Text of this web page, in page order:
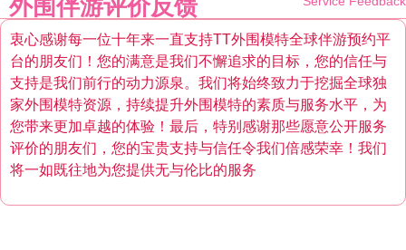
外围伴游评价反馈
衷心感谢每一位十年来一直支持TT外围模特全球伴游预约平
台的朋友们！您的满意是我们不懈追求的目标，您的信任与
支持是我们前行的动力源泉。我们将始终致力于挖掘全球独
家外围模特资源，持续提升外围模特的素质与服务水平，为
您带来更加卓越的体验！最后，特别感谢那些愿意公开服务
评价的朋友们，您的宝贵支持与信任令我们倍感荣幸！我们
将一如既往地为您提供无与伦比的服务